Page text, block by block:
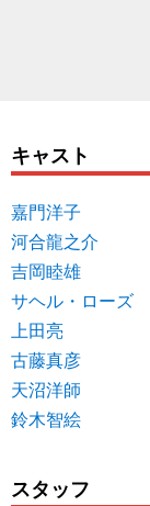
キャスト
嘉門洋子
河合龍之介
吉岡睦雄
サヘル・ローズ
上田亮
古藤真彦
天沼洋師
鈴木智絵
スタッフ